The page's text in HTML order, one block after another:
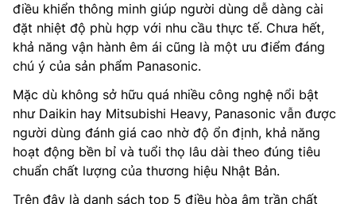
điều khiển thông minh giúp người dùng dễ dàng cài
đặt nhiệt độ phù hợp với nhu cầu thực tế. Chưa hết,
khả năng vận hành êm ái cũng là một ưu điểm đáng
chú ý của sản phẩm Panasonic.
Mặc dù không sở hữu quá nhiều công nghệ nổi bật
như Daikin hay Mitsubishi Heavy, Panasonic vẫn được
người dùng đánh giá cao nhờ độ ổn định, khả năng
hoạt động bền bỉ và tuổi thọ lâu dài theo đúng tiêu
chuẩn chất lượng của thương hiệu Nhật Bản.
Trên đây là danh sách top 5 điều hòa âm trần chất